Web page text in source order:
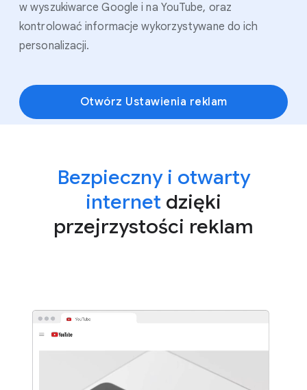
w wyszukiwarce Google i na YouTube, oraz
kontrolować informacje wykorzystywane do ich
personalizacji.
Otwórz Ustawienia reklam
Bezpieczny i otwarty
internet dzięki
przejrzystości reklam